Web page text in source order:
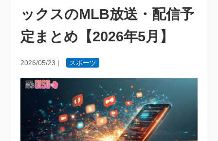
ックスのMLB放送・配信予
定まとめ【2026年5月】
2026/05/23 | スポーツ